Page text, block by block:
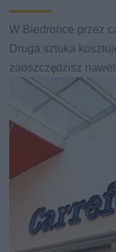
W Biedronce przez
Druga sztuka
zaoszczędzisz